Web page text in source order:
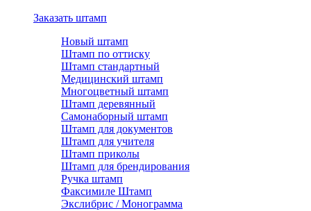
Заказать штамп
Новый штамп
Штамп по оттиску
Штамп стандартный
Медицинский штамп
Многоцветный штамп
Штамп деревянный
Самонаборный штамп
Штамп для документов
Штамп для учителя
Штамп приколы
Штамп для брендирования
Ручка штамп
Факсимиле Штамп
Экслибрис / Монограмма